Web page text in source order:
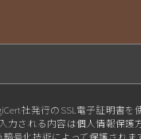
社発行のSSL電子証明書を
力される内容は個人情報保護
号化技術によって保護されま